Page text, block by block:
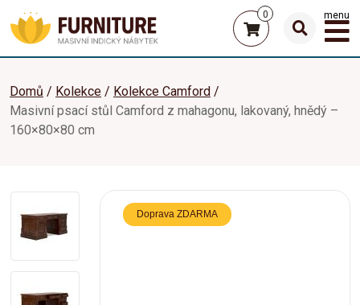
0 menu
Domů Kolekce
Kolekce Camford
Masivní psací stůl Camford z mahagonu, lakovaný, hnědý –
160×80×80 cm
Doprava ZDARMA